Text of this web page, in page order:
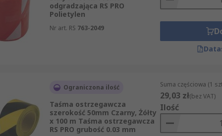
odgradzająca RS PRO
Polietylen
Nr art. RS 763-2049
Ograniczona ilość
Taśma ostrzegawcza
szerokość 50mm Czarny, Żółty
x 100 m Taśma ostrzegawcza
RS PRO grubość 0.03 mm
Suma częściowa (1
29,03 zł(bez VAT)
Ilość